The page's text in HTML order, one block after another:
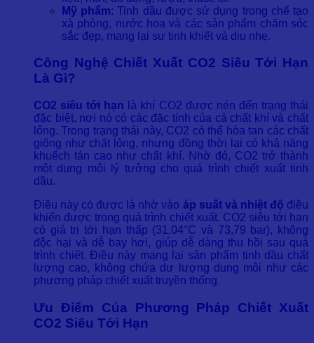
Mỹ phẩm: Tinh dầu được sử dụng trong chế tạo
xà phòng, nước hoa và các sản phẩm chăm sóc
sắc đẹp, mang lại sự tinh khiết và dịu nhẹ.
Công Nghệ Chiết Xuất CO2 Siêu Tới Hạn
Là Gì?
CO2 siêu tới hạn là khí CO2 được nén đến trạng thái
đặc biệt, nơi nó có các đặc tính của cả chất khí và chất
lỏng. Trong trạng thái này, CO2 có thể hòa tan các chất
giống như chất lỏng, nhưng đồng thời lại có khả năng
khuếch tán cao như chất khí. Nhờ đó, CO2 trở thành
một dung môi lý tưởng cho quá trình chiết xuất tinh
dầu.
Điều này có được là nhờ vào áp suất và nhiệt độ điều
khiển được trong quá trình chiết xuất. CO2 siêu tới hạn
có giá trị tới hạn thấp (31,04°C và 73,79 bar), không
độc hại và dễ bay hơi, giúp dễ dàng thu hồi sau quá
trình chiết. Điều này mang lại sản phẩm tinh dầu chất
lượng cao, không chứa dư lượng dung môi như các
phương pháp chiết xuất truyền thống.
Ưu Điểm Của Phương Pháp Chiết Xuất
CO2 Siêu Tới Hạn